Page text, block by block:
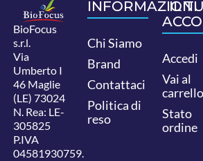
BioFocus
s.r.l.
Via
Umberto I
46 Maglie
(LE) 73024
N. Rea: LE-
305825
P.IVA
04581930759.
INFORMAZIONI
Chi Siamo
Brand
Contattaci
Politica di
reso
IL
Accedi
Vai al
carrello
Stato
ordine